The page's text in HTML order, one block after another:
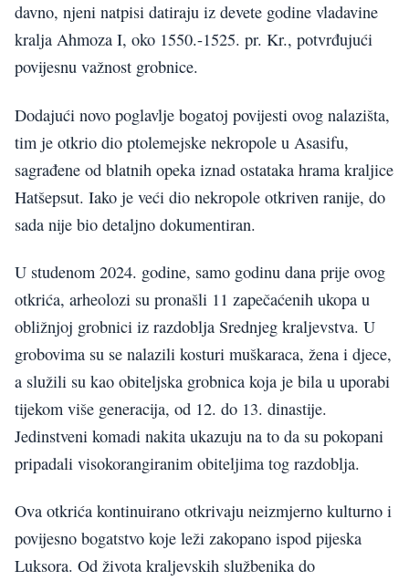
davno, njeni natpisi datiraju iz devete godine vladavine
kralja Ahmoza I, oko 1550.-1525. pr. Kr., potvrđujući
povijesnu važnost grobnice.
Dodajući novo poglavlje bogatoj povijesti ovog nalazišta,
tim je otkrio dio ptolemejske nekropole u Asasifu,
sagrađene od blatnih opeka iznad ostataka hrama kraljice
Hatšepsut. Iako je veći dio nekropole otkriven ranije, do
sada nije bio detaljno dokumentiran.
U studenom 2024. godine, samo godinu dana prije ovog
otkrića, arheolozi su pronašli 11 zapečaćenih ukopa u
obližnjoj grobnici iz razdoblja Srednjeg kraljevstva. U
grobovima su se nalazili kosturi muškaraca, žena i djece,
a služili su kao obiteljska grobnica koja je bila u uporabi
tijekom više generacija, od 12. do 13. dinastije.
Jedinstveni komadi nakita ukazuju na to da su pokopani
pripadali visokorangiranim obiteljima tog razdoblja.
Ova otkrića kontinuirano otkrivaju neizmjerno kulturno i
povijesno bogatstvo koje leži zakopano ispod pijeska
Luksora. Od života kraljevskih službenika do